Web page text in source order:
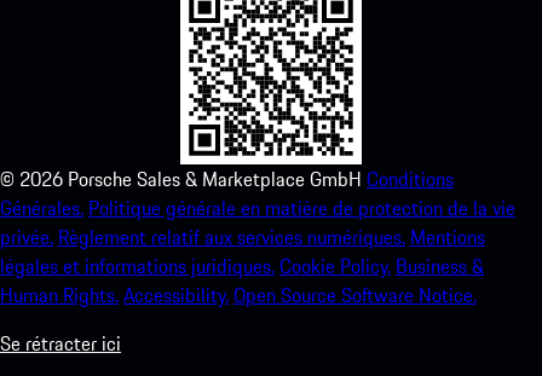
© 2026 Porsche Sales & Marketplace GmbH Conditions
Générales. Politique générale en matière de protection de la vie
privée. Règlement relatif aux services numériques. Mentions
légales et informations juridiques.Cookie Policy. Business &
Human Rights.Accessibility.Open Source Software Notice.
Se rétracter ici